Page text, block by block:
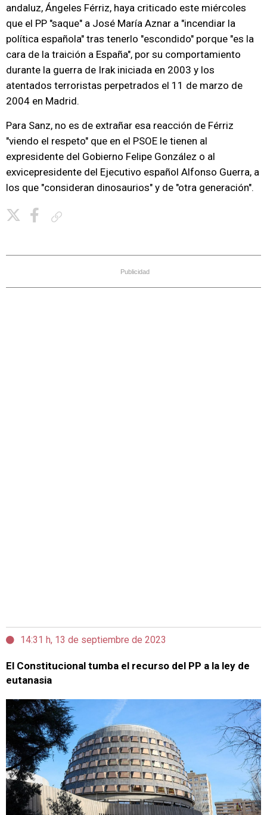
andaluz, Ángeles Férriz, haya criticado este miércoles
que el PP "saque" a José María Aznar a "incendiar la
política española" tras tenerlo "escondido" porque "es la
cara de la traición a España", por su comportamiento
durante la guerra de Irak iniciada en 2003 y los
atentados terroristas perpetrados el 11 de marzo de
2004 en Madrid.
Para Sanz, no es de extrañar esa reacción de Férriz
"viendo el respeto" que en el PSOE le tienen al
expresidente del Gobierno Felipe González o al
exvicepresidente del Ejecutivo español Alfonso Guerra, a
los que "consideran dinosaurios" y de "otra generación".
Publicidad
14:31 h, 13 de septiembre de 2023
El Constitucional tumba el recurso del PP a la ley de
eutanasia